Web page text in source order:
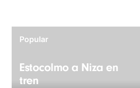
Popular
Estocolmo a Niza en
tren